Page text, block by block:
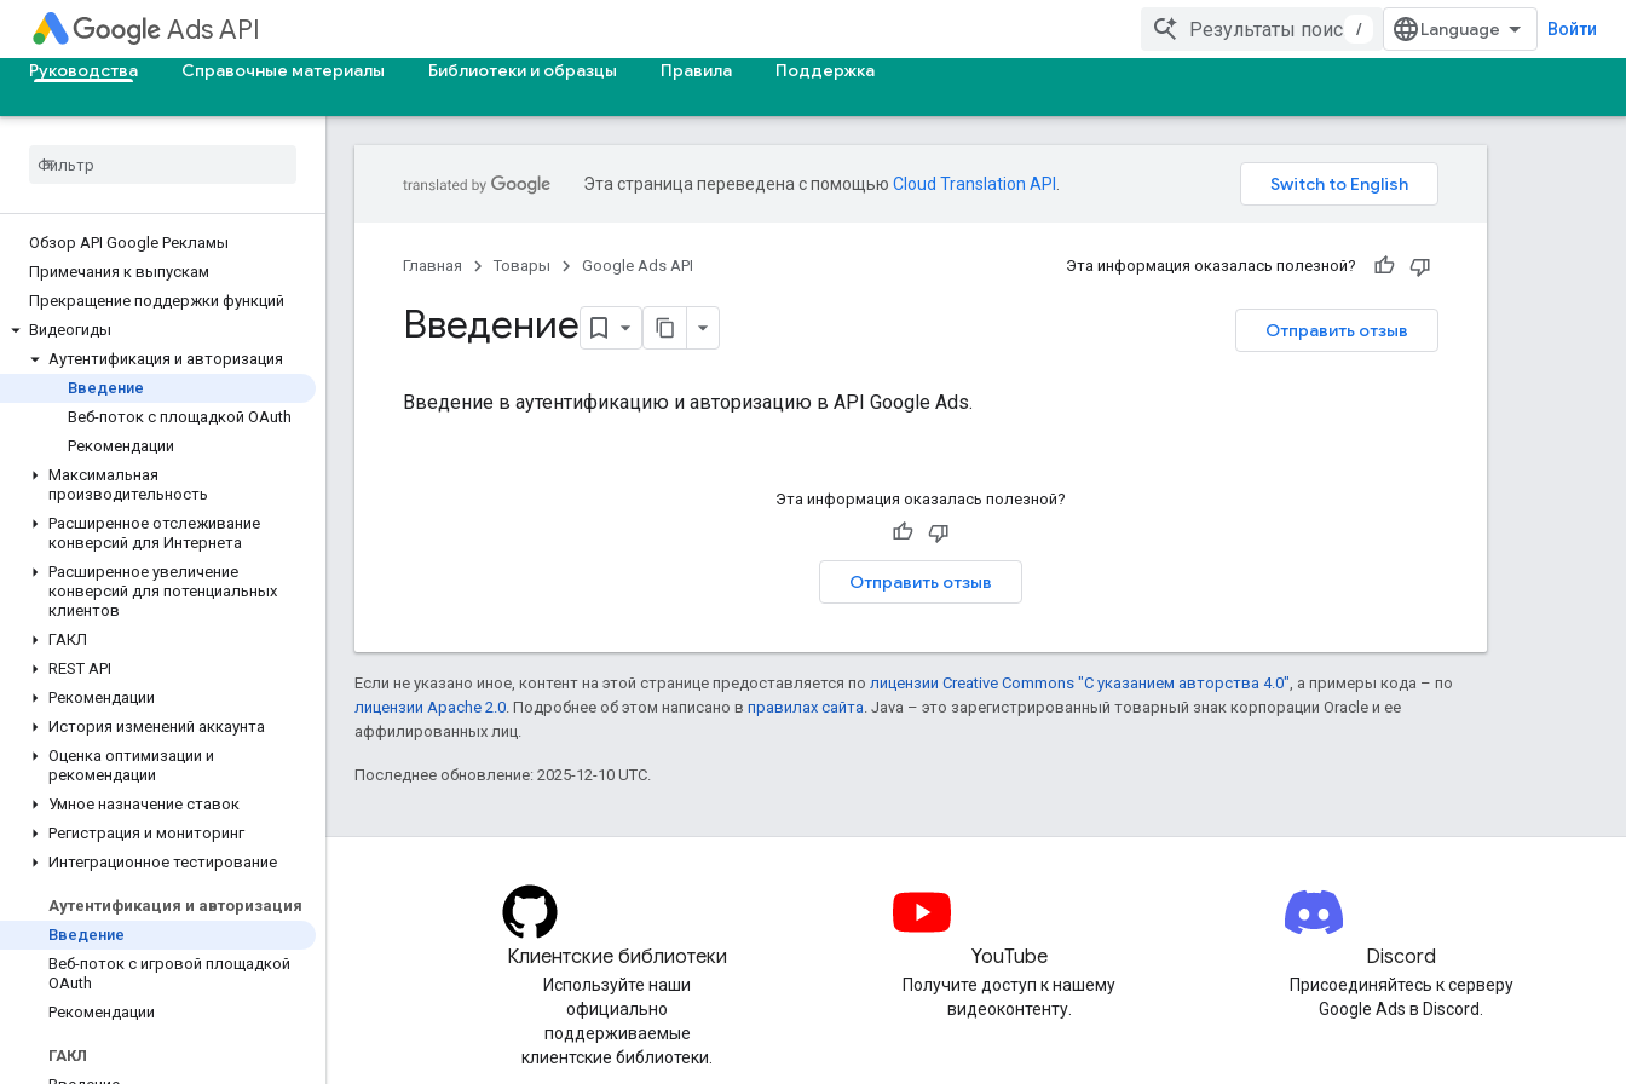
Ads API / Войти
Руководства Справочные материалы Библиотеки и образцы Правила Поддержка
Обзор API Google Рекламы
Примечания к выпускам
Прекращение поддержки функций
Видеогиды
Аутентификация и авторизация
Введение
Веб-поток с площадкой OAuth
Рекомендации
Максимальная
производительность
Расширенное отслеживание
конверсий для Интернета
Расширенное увеличение
конверсий для потенциальных
клиентов
ГАКЛ
REST API
Рекомендации
История изменений аккаунта
Оценка оптимизации и
рекомендации
Умное назначение ставок
Регистрация и мониторинг
Интеграционное тестирование
Аутентификация и авторизация
Введение
Веб-поток с игровой площадкой
OAuth
Рекомендации
ГАКЛ
Эта страница переведена с помощью Cloud Translation API
Главная Товары Google Ads API Эта информация оказалась полезной?
Отправить отзыв
Введение
Введение в аутентификацию и авторизацию в API Google Ads.
Эта информация оказалась полезной?
Отправить отзыв
Если не указано иное, контент на этой странице предоставляется по лицензии Creative Commons "С указанием авторства 4.0" , а примеры кода – по
лицензии Apache 2.0 . Подробнее об этом написано в правилах сайта . Java – это зарегистрированный товарный знак корпорации Oracle и ее
аффилированных лиц.
Последнее обновление: 2025-12-10 UTC.
Блог
важных объявлений.
Клиентские библиотеки
Используйте наши
официально
поддерживаемые
клиентские библиотеки.
YouTube
Получите доступ к нашему
видеоконтенту.
Discord
Присоединяйтесь к серверу
Google Ads в Discord.